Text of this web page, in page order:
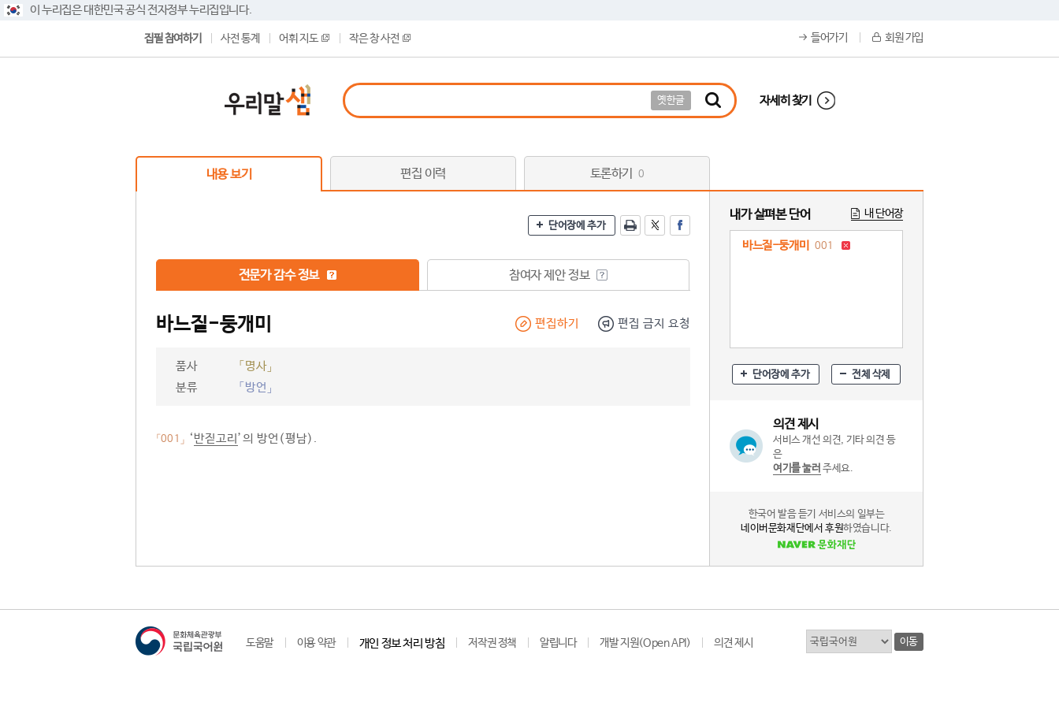
이 누리집은 대한민국 공식 전자정부 누리집입니다.
집필 참여하기 사전 통계 어휘 지도 작은 창 사전 들어가기 회원 가입
옛한글 자세히 찾기
내용 보기 편집 이력 토론하기 0
단어장에 추가
전문가 감수 정보 참여자 제안 정보
바느질-둥개미 편집하기 편집 금지 요청
품사
「명사」
분류
「방언」
「001」 ‘반짇고리 ’의 방언(평남).
내가 살펴본 단어 내 단어장
바느질-둥개미 001
단어장에 추가 전체 삭제
의견 제시
서비스 개선 의견, 기타 의견 등
은
여기를 눌러 주세요.
한국어 발음 듣기 서비스의 일부는
네이버문화재단에서 후원하였습니다.
도움말 이용 약관 개인 정보 처리 방침 저작권 정책 알립니다 개발 지원(Open API) 의견 제시 이동